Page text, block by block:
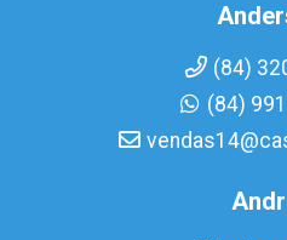
(84)
(84)